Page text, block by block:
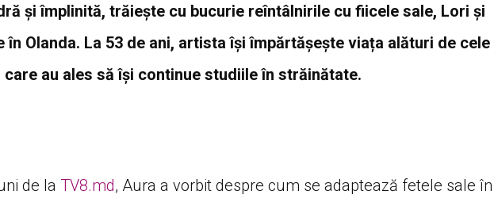
și împlinită, trăiește cu bucurie reîntâlnirile cu fiicele sale, Lori și
în Olanda. La 53 de ani, artista își împărtășește viața alături de cele
care au ales să își continue studiile în străinătate.
de la TV8.md, Aura a vorbit despre cum se adaptează fetele sale în